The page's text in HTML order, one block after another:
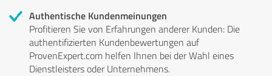
Authentische Kundenmeinungen
Profitieren Sie von Erfahrungen anderer Kunden: Die
authentifizierten Kundenbewertungen auf
ProvenExpert.com helfen Ihnen bei der Wahl eines
Dienstleisters oder Unternehmens.